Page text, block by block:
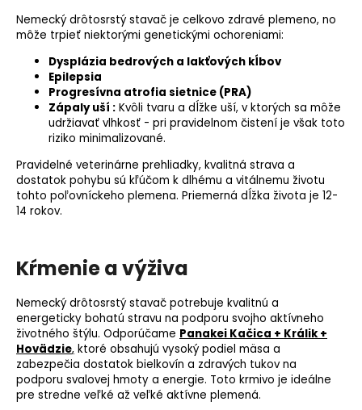
Nemecký drôtosrstý stavač je celkovo zdravé plemeno, no
môže trpieť niektorými genetickými ochoreniami:
Dysplázia bedrových a lakťových kĺbov
Epilepsia
Progresívna atrofia sietnice (PRA)
Zápaly uší : Kvôli tvaru a dĺžke uší, v ktorých sa môže
udržiavať vlhkosť - pri pravidelnom čistení je však toto
riziko minimalizované.
Pravidelné veterinárne prehliadky, kvalitná strava a
dostatok pohybu sú kľúčom k dlhému a vitálnemu životu
tohto poľovníckeho plemena. Priemerná dĺžka života je 12-
14 rokov.
Kŕmenie a výživa
Nemecký drôtosrstý stavač potrebuje kvalitnú a
energeticky bohatú stravu na podporu svojho aktívneho
životného štýlu. Odporúčame Panakei Kačica + Králik +
Hovädzie, ktoré obsahujú vysoký podiel mäsa a
zabezpečia dostatok bielkovín a zdravých tukov na
podporu svalovej hmoty a energie. Toto krmivo je ideálne
pre stredne veľké až veľké aktívne plemená.